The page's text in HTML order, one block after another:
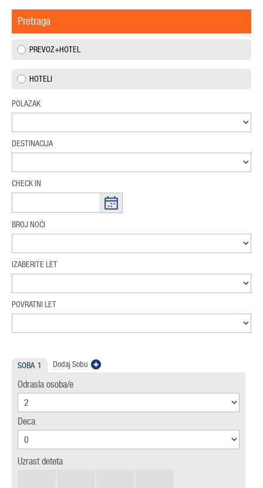
Pretraga
PREVOZ+HOTEL
HOTELI
POLAZAK
DESTINACIJA
CHECK IN
BROJ NOĆI
IZABERITE LET
POVRATNI LET
SOBA 1 Dodaj Sobu
Odrasla osoba/e
Deca
Uzrast deteta